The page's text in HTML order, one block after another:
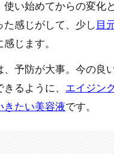
使い始めてからの変化
た感じがして、少し 目
じます。
、予防が大事。今の良
るように、 エイジン
きたい美容液です。